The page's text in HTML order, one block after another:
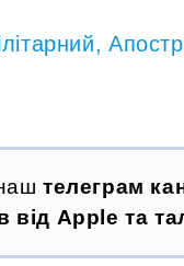
,
телеграм
від Apple та